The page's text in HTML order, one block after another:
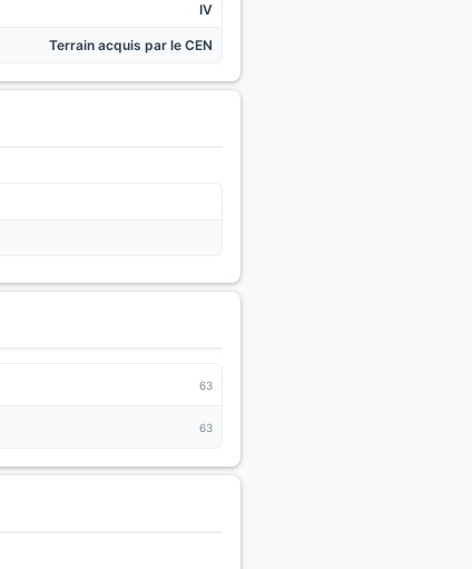
IV
Terrain acquis par le CEN
63
63